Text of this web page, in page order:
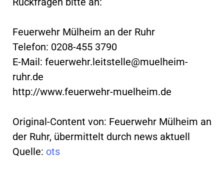
Feuerwehr Mülheim an der Ruhr
Telefon: 0208-455 3790
E-Mail: feuerwehr.leitstelle@muelheim-
ruhr.de
http://www.feuerwehr-muelheim.de
Original-Content von: Feuerwehr Mülheim an
der Ruhr, übermittelt durch news aktuell
Quelle: ots